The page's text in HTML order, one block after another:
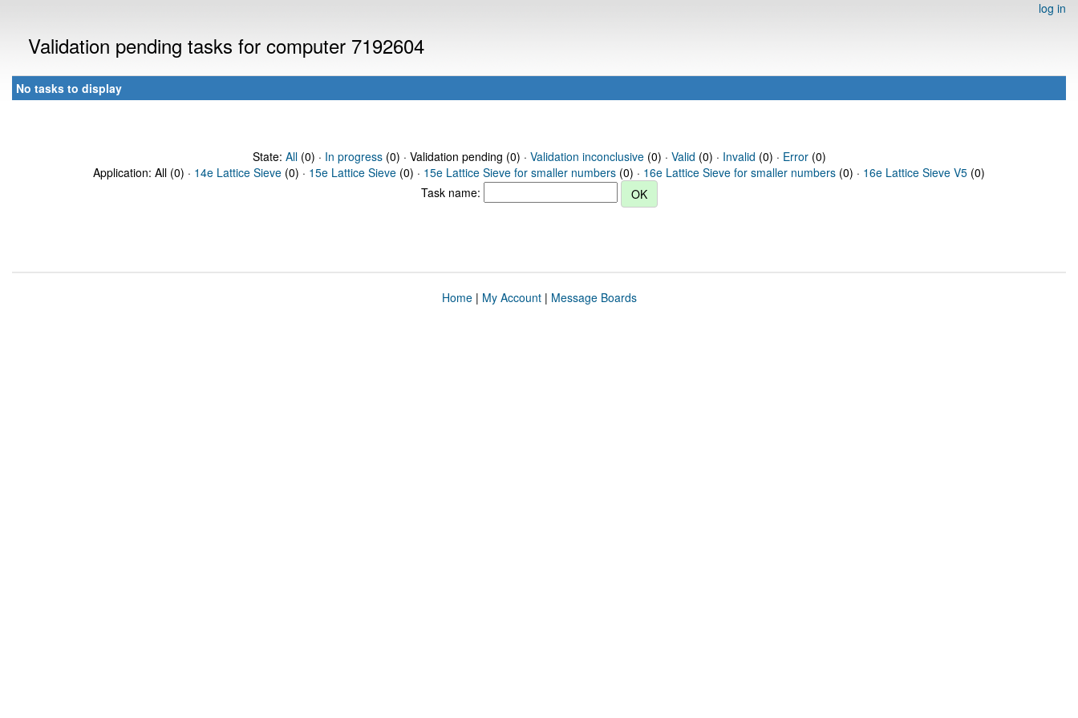
log in
Validation pending tasks for computer 7192604
No tasks to display
State: All(0) · In progress(0) · Validation pending (0) · Validation inconclusive(0) · Valid (0) · Invalid (0) · Error(0)
Application: All (0) · 14e Lattice Sieve (0) · 15e Lattice Sieve (0) · 15e Lattice Sieve for smaller numbers (0) · 16e Lattice Sieve for smaller numbers (0) · 16e Lattice Sieve V5 (0)
Task name:
Home| My Account| Message Boards